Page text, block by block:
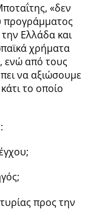
«δεν
προγράμματος
Ελλάδα και
χρήματα
ενώ από τους
να αξιώσουμε
το οποίο
προς την